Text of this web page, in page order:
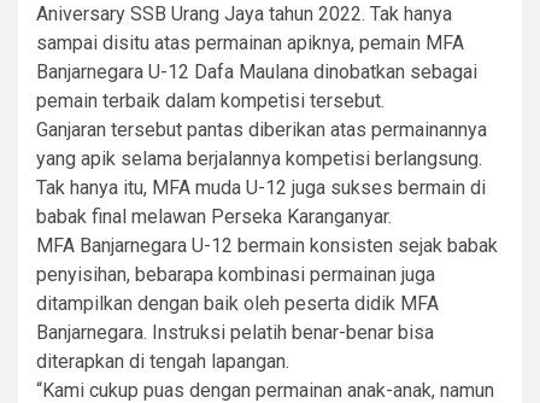
Aniversary SSB Urang Jaya tahun 2022. Tak hanya
sampai disitu atas permainan apiknya, pemain MFA
Banjarnegara U-12 Dafa Maulana dinobatkan sebagai
pemain terbaik dalam kompetisi tersebut.
Ganjaran tersebut pantas diberikan atas permainannya
yang apik selama berjalannya kompetisi berlangsung.
Tak hanya itu, MFA muda U-12 juga sukses bermain di
babak final melawan Perseka Karanganyar.
MFA Banjarnegara U-12 bermain konsisten sejak babak
penyisihan, bebarapa kombinasi permainan juga
ditampilkan dengan baik oleh peserta didik MFA
Banjarnegara. Instruksi pelatih benar-benar bisa
diterapkan di tengah lapangan.
“Kami cukup puas dengan permainan anak-anak, namun